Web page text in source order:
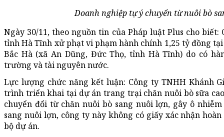
Doanh nghiệp tự ý chuyển từ nuôi bò
Ngày 30/11, theo nguồn tin của Pháp luật Plus cho
tỉnh Hà Tĩnh xử phạt vi phạm hành chính 1,25 tỷ đồng
Bắc Hà (xã An Dũng, Đức Thọ, tỉnh Hà Tĩnh) do có
trường và tài nguyên nước.
Lực lượng chức năng kết luận: Công ty TNHH Khánh
trình triển khai tại dự án trang trại chăn nuôi bò sữa
chuyển đổi từ chăn nuôi bò sang nuôi lợn, gây ô
sang nuôi lợn, công ty này không có giấy xác nhận
bộ dự án.